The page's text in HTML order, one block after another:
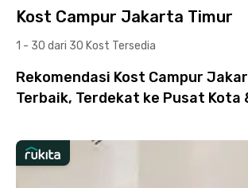
Kost Campur Jakarta Timur
1 - 30 dari 30 Kost Tersedia
Rekomendasi Kost Campur
Terbaik, Terdekat ke Pusat Kota